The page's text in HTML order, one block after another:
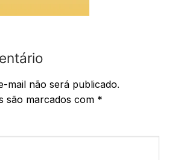
mail não será publicado.
são marcados com *